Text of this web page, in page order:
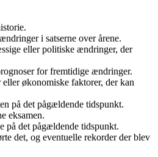
i satserne over årene.
eller politiske ændringer, der
for fremtidige ændringer.
økonomiske faktorer, der kan
på det pågældende tidspunkt.
eksamen.
på det pågældende tidspunkt.
det, og eventuelle rekorder der blev